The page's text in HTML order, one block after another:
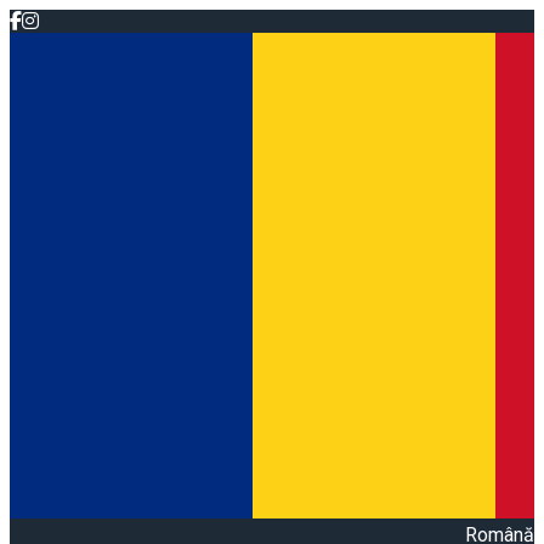
Română